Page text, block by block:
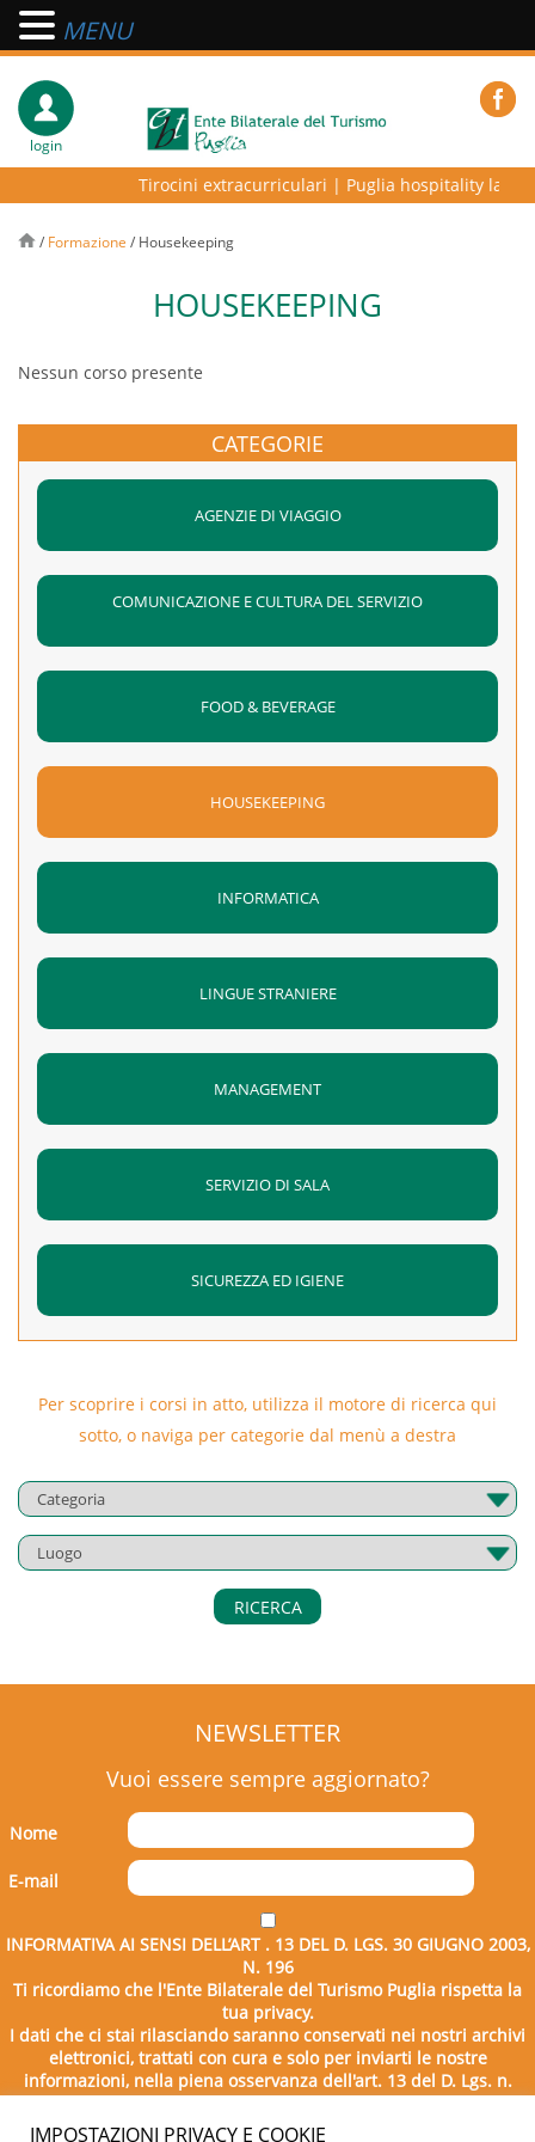
login
Tirocini extracurriculari|Puglia hospitality lab –
/ Formazione / Housekeeping
HOUSEKEEPING
Nessun corso presente
CATEGORIE
AGENZIE DI VIAGGIO
COMUNICAZIONE E CULTURA DEL SERVIZIO
FOOD & BEVERAGE
HOUSEKEEPING
INFORMATICA
LINGUE STRANIERE
MANAGEMENT
SERVIZIO DI SALA
SICUREZZA ED IGIENE
Per scoprire i corsi in atto, utilizza il motore di ricerca qui
sotto, o naviga per categorie dal menù a destra
RICERCA
NEWSLETTER
Vuoi essere sempre aggiornato?
Nome
E-mail
INFORMATIVA AI SENSI DELL’ART . 13 DEL D. LGS. 30 GIUGNO 2003,
N. 196
Ti ricordiamo che l'Ente Bilaterale del Turismo Puglia rispetta la
tua privacy.
I dati che ci stai rilasciando saranno conservati nei nostri archivi
elettronici, trattati con cura e solo per inviarti le nostre
informazioni, nella piena osservanza dell'art. 13 del D. Lgs. n.
196/2003.
IMPOSTAZIONI PRIVACY E COOKIE
MENU